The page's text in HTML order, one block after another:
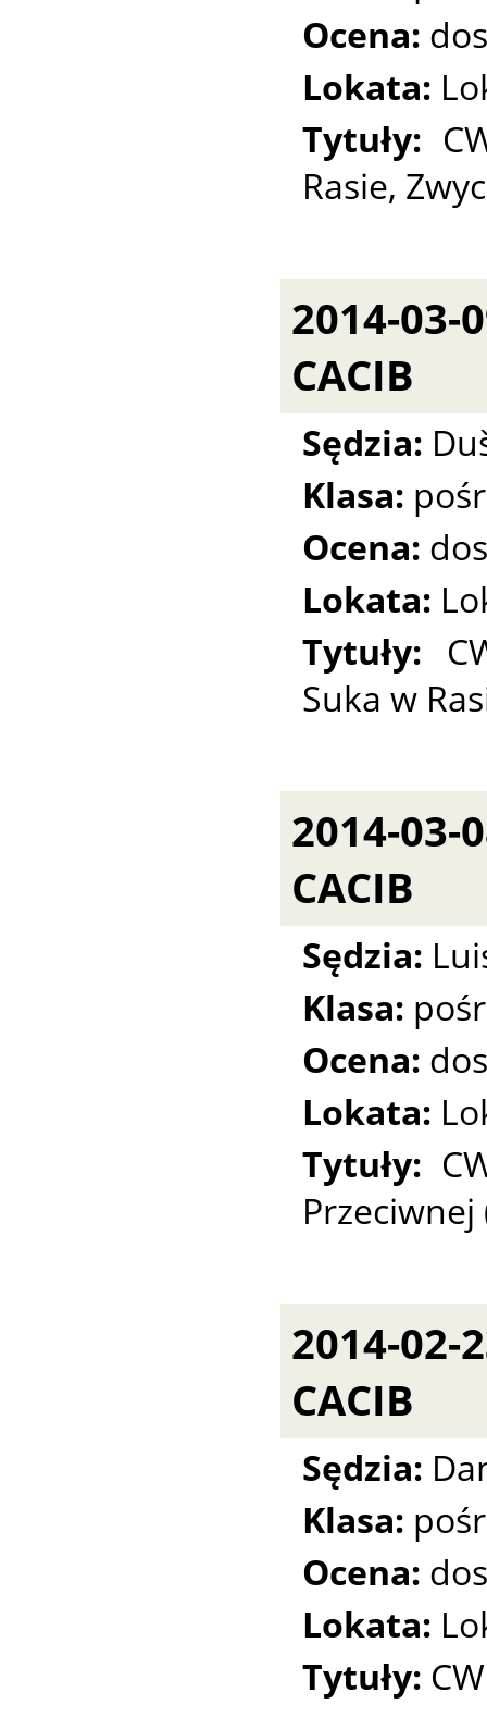
Ocena:
Lokata:
Tytuły:
Rasie,
2014-
CACIB
Sędzia:
Klasa:
Ocena:
Lokata:
Tytuły:
Suka w
2014-
CACIB
Sędzia:
Klasa:
Ocena:
Lokata:
Tytuły:
Przeciwnej
2014-
CACIB
Sędzia:
Klasa:
Ocena:
Lokata:
Tytuły: